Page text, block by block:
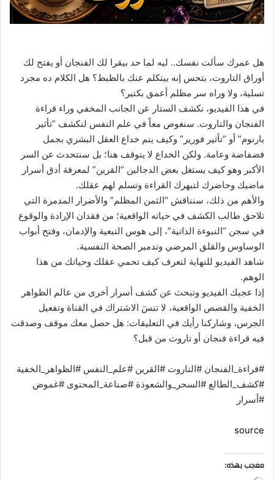
هل عمرك سألت نفسك.. ليه لما حد بيقرا لك الفنجان أو يفتح لك
أوراق التاروت، بتحس إنه بيتكلم عنك بالظبط؟ هل الكلام ده مجرد
تسلية، ولا وراه سر مظلم أعمق بكتير؟
في هذا الفيديو، نكشف الستار عن الجانب المخفي وراء قراءة
الفنجان والتاروت. سنغوص معاً في علم النفس لنكشف “تأثير
بارنوم” أو “تأثير فورير” وكيف يتم خداع العقل البشري بجمل
فضفاضة وعامة. ولكن الخداع لا يتوقف هنا؛ بل سنتحدث عن السر
الأكبر وهو كيف يستغل بعض الدجالين “القرين” لمعرفة أدق أسرار
ماضيك وحاضرك لتبهرك القراءة وتسلم لهم عقلك.
والأهم من ذلك، سنناقش “الثمن المظلم” والأضرار المدمرة التي
تلاحق طالب الكشف في حياته الواقعية؛ من فقدان الإرادة والوقوع
في سجن “النبوءة الذاتية”، إلى هوس التبعية والإدمان، وفتح أبواب
الوساوس والقلق المرضي وتدمير الصحة النفسية.
شاهد الفيديو للنهاية لتعرف كيف تحمي عقلك وحياتك من هذا
الوهم.
إذا عجبك الفيديو وتبحث عن كشف أسرار أخرى من عالم الظواهر
الخفية والقصص الواقعية، لا تنسَ الاشتراك في القناة وتفعيل
الجرس، وشاركنا رأيك في التعليقات: هل حصل معك موقف وصدقت
فيه قراءة فنجان أو تاروت من قبل؟
#قراءة_الفنجان #التاروت #القرين #علم_النفس #الظواهر_الخفية
#كشف_الطالع #السحر_والشعوذة #صناعة_المحتوى #غموض
#أسرار
source
معجب بهذه: